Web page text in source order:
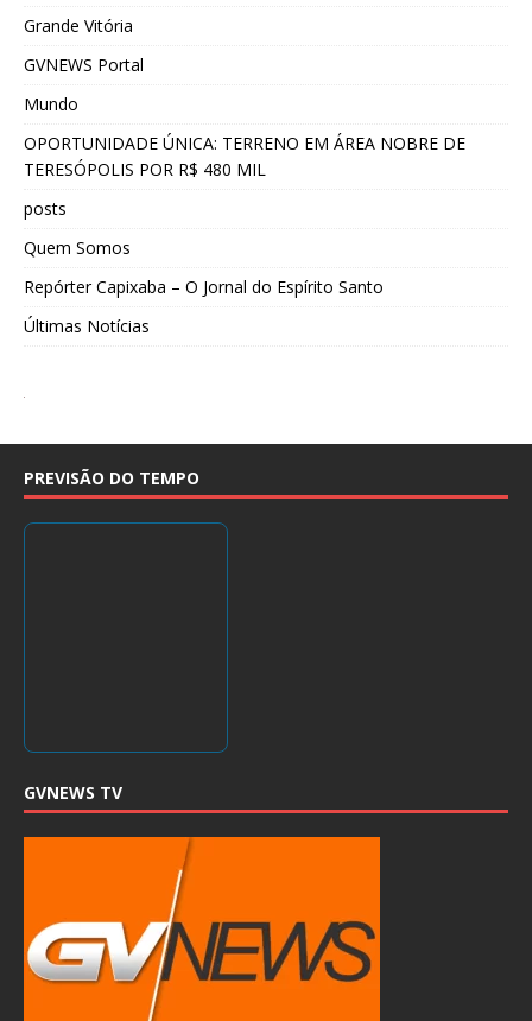
Grande Vitória
GVNEWS Portal
Mundo
OPORTUNIDADE ÚNICA: TERRENO EM ÁREA NOBRE DE
TERESÓPOLIS POR R$ 480 MIL
posts
Quem Somos
Repórter Capixaba – O Jornal do Espírito Santo
Últimas Notícias
PREVISÃO DO TEMPO
GVNEWS TV